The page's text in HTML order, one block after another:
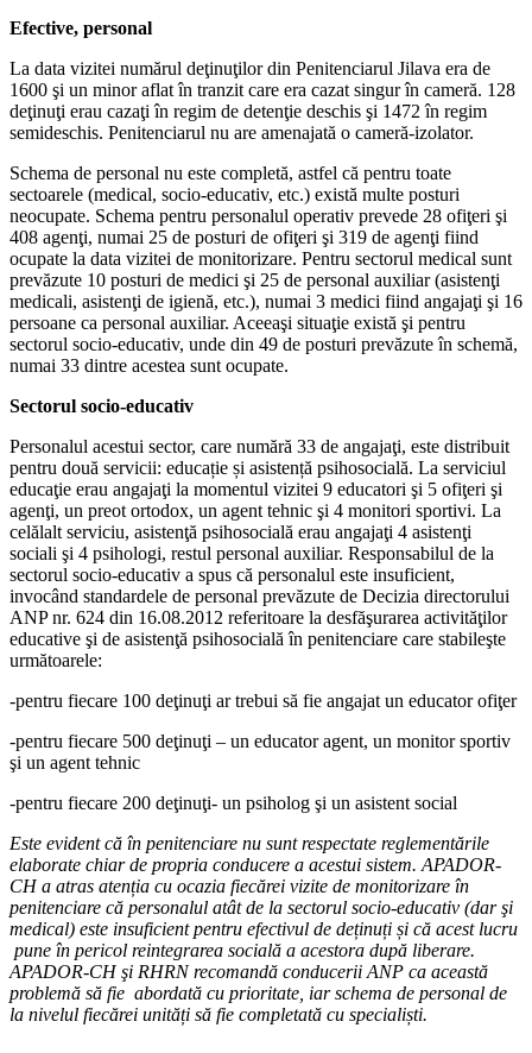
Efective, personal
La data vizitei numărul deţinuţilor din Penitenciarul Jilava era de
1600 şi un minor aflat în tranzit care era cazat singur în cameră. 128
deţinuţi erau cazaţi în regim de detenţie deschis şi 1472 în regim
semideschis. Penitenciarul nu are amenajată o cameră-izolator.
Schema de personal nu este completă, astfel că pentru toate
sectoarele (medical, socio-educativ, etc.) există multe posturi
neocupate. Schema pentru personalul operativ prevede 28 ofiţeri şi
408 agenţi, numai 25 de posturi de ofiţeri şi 319 de agenţi fiind
ocupate la data vizitei de monitorizare. Pentru sectorul medical sunt
prevăzute 10 posturi de medici şi 25 de personal auxiliar (asistenţi
medicali, asistenţi de igienă, etc.), numai 3 medici fiind angajaţi şi 16
persoane ca personal auxiliar. Aceeaşi situaţie există şi pentru
sectorul socio-educativ, unde din 49 de posturi prevăzute în schemă,
numai 33 dintre acestea sunt ocupate.
Sectorul socio-educativ
Personalul acestui sector, care numără 33 de angajaţi, este distribuit
pentru două servicii: educație și asistență psihosocială. La serviciul
educaţie erau angajaţi la momentul vizitei 9 educatori şi 5 ofiţeri şi
agenţi, un preot ortodox, un agent tehnic şi 4 monitori sportivi. La
celălalt serviciu, asistenţă psihosocială erau angajaţi 4 asistenţi
sociali şi 4 psihologi, restul personal auxiliar. Responsabilul de la
sectorul socio-educativ a spus că personalul este insuficient,
invocând standardele de personal prevăzute de Decizia directorului
ANP nr. 624 din 16.08.2012 referitoare la desfăşurarea activităţilor
educative şi de asistenţă psihosocială în penitenciare care stabileşte
următoarele:
-pentru fiecare 100 deţinuţi ar trebui să fie angajat un educator ofiţer
-pentru fiecare 500 deţinuţi – un educator agent, un monitor sportiv
şi un agent tehnic
-pentru fiecare 200 deţinuţi- un psiholog şi un asistent social
Este evident că în penitenciare nu sunt respectate reglementările
elaborate chiar de propria conducere a acestui sistem. APADOR-
CH a atras atenția cu ocazia fiecărei vizite de monitorizare în
penitenciare că personalul atât de la sectorul socio-educativ (dar şi
medical) este insuficient pentru efectivul de deținuți și că acest lucru
pune în pericol reintegrarea socială a acestora după liberare.
APADOR-CH şi RHRN recomandă conducerii ANP ca această
problemă să fie abordată cu prioritate, iar schema de personal de
la nivelul fiecărei unități să fie completată cu specialiști.